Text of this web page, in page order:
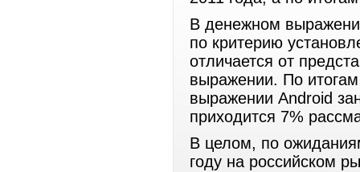
В денежном
по критерию
отличается от
выражении. По
выражении Android
приходится 7%
В целом, по
году на российском